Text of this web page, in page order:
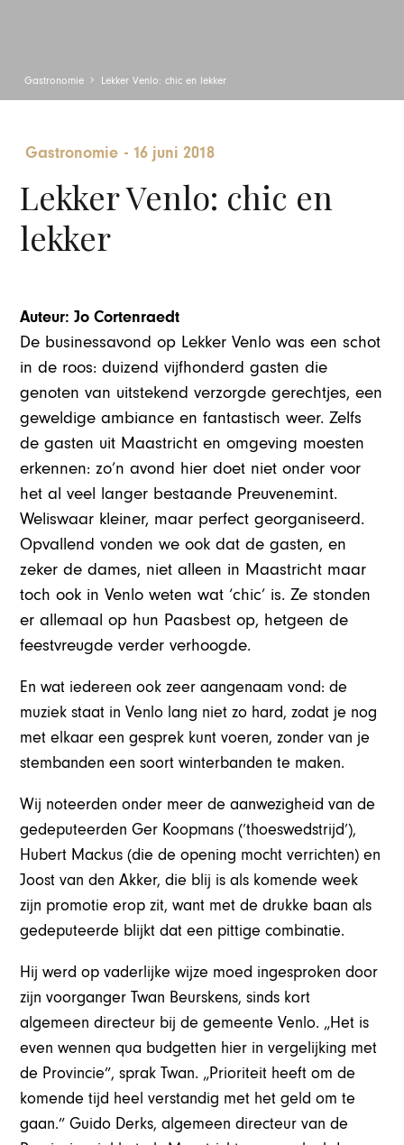
Gastronomie Lekker Venlo: chic en lekker
Gastronomie - 16 juni 2018
Lekker Venlo: chic en
lekker
Auteur: Jo Cortenraedt
De businessavond op Lekker Venlo was een schot
in de roos: duizend vijfhonderd gasten die
genoten van uitstekend verzorgde gerechtjes, een
geweldige ambiance en fantastisch weer. Zelfs
de gasten uit Maastricht en omgeving moesten
erkennen: zo’n avond hier doet niet onder voor
het al veel langer bestaande Preuvenemint.
Weliswaar kleiner, maar perfect georganiseerd.
Opvallend vonden we ook dat de gasten, en
zeker de dames, niet alleen in Maastricht maar
toch ook in Venlo weten wat ‘chic’ is. Ze stonden
er allemaal op hun Paasbest op, hetgeen de
feestvreugde verder verhoogde.
En wat iedereen ook zeer aangenaam vond: de
muziek staat in Venlo lang niet zo hard, zodat je nog
met elkaar een gesprek kunt voeren, zonder van je
stembanden een soort winterbanden te maken.
Wij noteerden onder meer de aanwezigheid van de
gedeputeerden Ger Koopmans (’thoeswedstrijd’),
Hubert Mackus (die de opening mocht verrichten) en
Joost van den Akker, die blij is als komende week
zijn promotie erop zit, want met de drukke baan als
gedeputeerde blijkt dat een pittige combinatie.
Hij werd op vaderlijke wijze moed ingesproken door
zijn voorganger Twan Beurskens, sinds kort
algemeen directeur bij de gemeente Venlo. „Het is
even wennen qua budgetten hier in vergelijking met
de Provincie”, sprak Twan. „Prioriteit heeft om de
komende tijd heel verstandig met het geld om te
gaan.” Guido Derks, algemeen directeur van de